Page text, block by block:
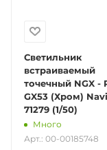
Светильник
встраиваемый
точечный NGX -
GX53 (Хром) Navigator
71279 (1/50)
Много
Арт.: 00-00185748